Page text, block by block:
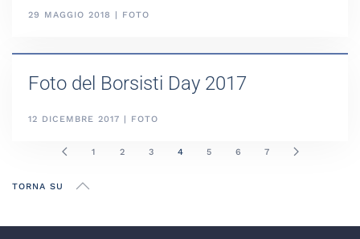
29 MAGGIO 2018 | FOTO
Foto del Borsisti Day 2017
12 DICEMBRE 2017 | FOTO
1 2 3 4 5 6 7
TORNA SU